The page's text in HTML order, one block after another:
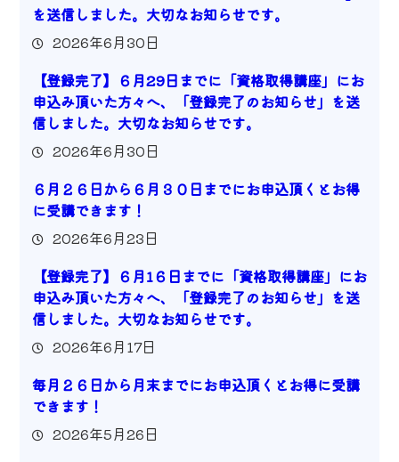
を送信しました。大切なお知らせです。
2026年6月30日
【登録完了】６月29日までに「資格取得講座」にお
申込み頂いた方々へ、「登録完了のお知らせ」を送
信しました。大切なお知らせです。
2026年6月30日
６月２６日から６月３０日までにお申込頂くとお得
に受講できます！
2026年6月23日
【登録完了】６月1６日までに「資格取得講座」にお
申込み頂いた方々へ、「登録完了のお知らせ」を送
信しました。大切なお知らせです。
2026年6月17日
毎月２６日から月末までにお申込頂くとお得に受講
できます！
2026年5月26日